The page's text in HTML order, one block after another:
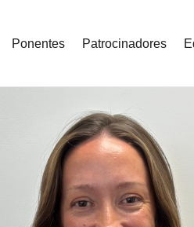
Ponentes Patrocinadores